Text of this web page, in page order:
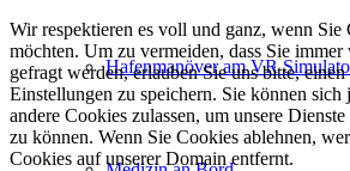
Hafenmanöver am VR
Wir respektieren es voll und ganz, wenn Sie
möchten. Um zu vermeiden, dass Sie
gefragt werden, erlauben Sie uns bitte,
Einstellungen zu speichern. Sie können sich
andere Cookies zulassen, um unsere
zu können. Wenn Sie Cookies ablehnen,
Cookies auf unserer Domain entfernt.